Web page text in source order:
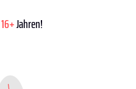
16+Jahren!